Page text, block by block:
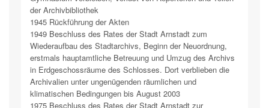
der Archivbibliothek
1945 Rückführung der Akten
1949 Beschluss des Rates der Stadt Arnstadt zum
Wiederaufbau des Stadtarchivs, Beginn der Neuordnung,
erstmals hauptamtliche Betreuung und Umzug des Archivs
in Erdgeschossräume des Schlosses. Dort verblieben die
Archivalien unter ungenügenden räumlichen und
klimatischen Bedingungen bis August 2003
1975 Beschluss des Rates der Stadt Arnstadt zur